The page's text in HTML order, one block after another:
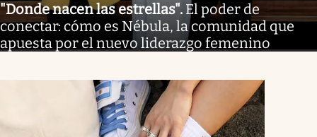
"Donde nacen las estrellas". El poder de
conectar: cómo es Nébula, la comunidad que
apuesta por el nuevo liderazgo femenino